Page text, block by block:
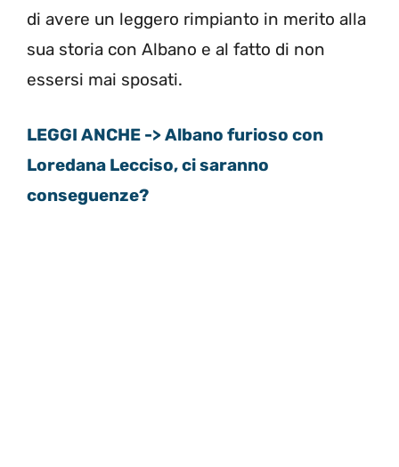
di avere un leggero rimpianto in merito alla
sua storia con Albano e al fatto di non
essersi mai sposati.
LEGGI ANCHE -> Albano furioso con
Loredana Lecciso, ci saranno
conseguenze?